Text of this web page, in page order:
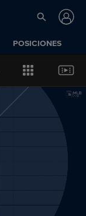
POSICIONES